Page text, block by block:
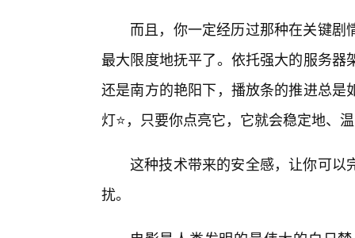
而且，你一定经历过那种在关键
最大限度地抚平了。依托强大的服务
还是南方的艳阳下，播放条的推进总
灯⭐，只要你点亮它，它就会稳定地、
这种技术带来的安全感，让你可以
扰。